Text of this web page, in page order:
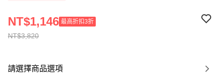
NT$3,820
NT$1,146 最高折扣3折
請選擇商品選項